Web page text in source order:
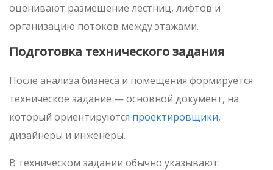
оценивают размещение лестниц, лифтов и
организацию потоков между этажами.
Подготовка технического задания
После анализа бизнеса и помещения формируется
техническое задание — основной документ, на
который ориентируются проектировщики,
дизайнеры и инженеры.
В техническом задании обычно указывают: